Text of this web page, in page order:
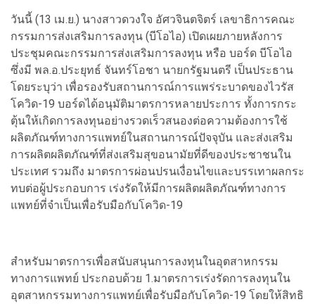
วันนี้ (13 เม.ย.) นางสาวดวงใจ อัศวจินตจิตร์ เลขาธิการคณะ
กรรมการส่งเสริมการลงทุน (บีโอไอ) เปิดเผยภายหลังการ
ประชุมคณะกรรมการส่งเสริมการลงทุน หรือ บอร์ด บีโอไอ
ซึ่งมี พล.อ.ประยุทธ์ จันทร์โอชา นายกรัฐมนตรี เป็นประธาน
โดยระบุว่า เพื่อรองรับสถานการณ์การแพร่ระบาดของไวรัส
โควิด-19 บอร์ดได้อนุมัติมาตรการหลายประการ ทั้งการกระ
ตุ้นให้เกิดการลงทุนอย่างรวดเร็วสนองต่อความต้องการใช้
ผลิตภัณฑ์ทางการแพทย์ในสถานการณ์ปัจจุบัน และส่งเสริม
การผลิตผลิตภัณฑ์ที่ส่งเสริมสุขอนามัยที่ดีของประชาชนใน
ประเทศ รวมถึง มาตรการผ่อนปรนเงื่อนไขและบรรเทาผลกระ
ทบต่อผู้ประกอบการ เร่งรัดให้มีการผลิตผลิตภัณฑ์ทางการ
แพทย์ที่จำเป็นเพื่อรับมือกับโควิด-19
สำหรับมาตรการเพื่อสนับสนุนการลงทุนในอุตสาหกรรม
ทางการแพทย์ ประกอบด้วย 1.มาตรการเร่งรัดการลงทุนใน
อุตสาหกรรมทางการแพทย์เพื่อรับมือกับโควิด-19 โดยให้สิทธิ